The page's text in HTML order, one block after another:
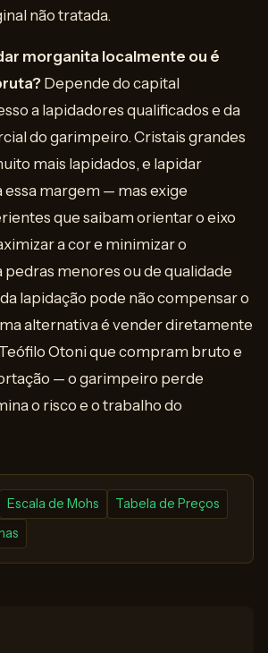
não tratada.
morganita localmente ou é
Depende do capital
a lapidadores qualificados e da
do garimpeiro. Cristais grandes
mais lapidados, e lapidar
margem — mas exige
que saibam orientar o eixo
a cor e minimizar o
pedras menores ou de qualidade
lapidação pode não compensar o
alternativa é vender diretamente
Otoni que compram bruto e
— o garimpeiro perde
o risco e o trabalho do
Escala de Mohs
Tabela de Preços